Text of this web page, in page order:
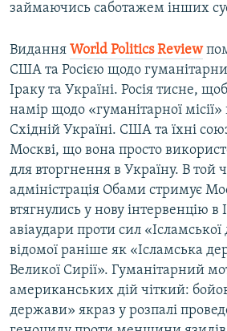
займаючись саботажем інших
Видання World Politics Review
США та Росією щодо
Іраку та Україні. Росія тисне,
намір щодо «гуманітарної місії»
Східній Україні. США та їхні
Москві, що вона просто
для вторгнення в Україну. В той
адміністрація Обами стримує
втягнулись у нову інтервенцію в
авіаудари проти сил
відомої раніше як «Ісламська
Великої Сирії». Гуманітарний
американських дій чіткий:
держави» якраз у розпалі